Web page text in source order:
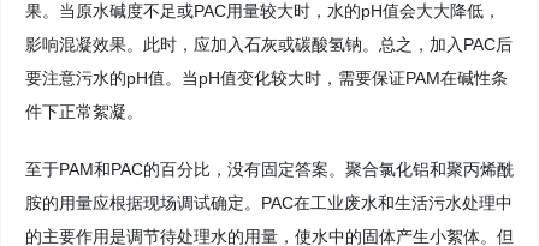
果。当原水碱度不足或PAC用量较大时，水的pH值会大大降低，
影响混凝效果。此时，应加入石灰或碳酸氢钠。总之，加入PAC后
要注意污水的pH值。当pH值变化较大时，需要保证PAM在碱性条
件下正常絮凝。
至于PAM和PAC的百分比，没有固定答案。聚合氯化铝和聚丙烯酰
胺的用量应根据现场调试确定。PAC在工业废水和生活污水处理中
的主要作用是调节待处理水的用量，使水中的固体产生小絮体。但